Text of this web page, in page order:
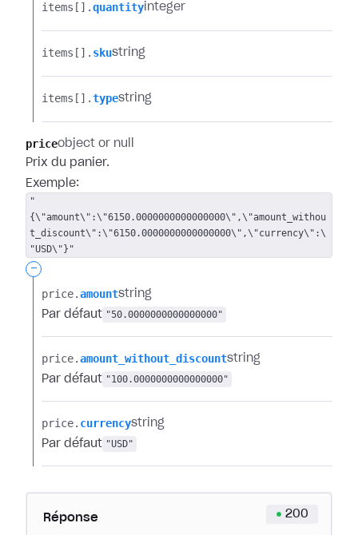
items[].​quantity integer
items[].​ skustring
items[].​typestring
priceobject or null
Prix du panier.
Exemple:
"
{\"amount\":\"6150.0000000000000000\",\"amount_withou
t_discount\":\"6150.0000000000000000\",\"currency\":\
"USD\"}"
-
price.​amountstring
Par défaut "50.0000000000000000"
price.​amount_without_discountstring
Par défaut "100.0000000000000000"
price.​ currencystring
Par défaut "USD"
Réponse 200